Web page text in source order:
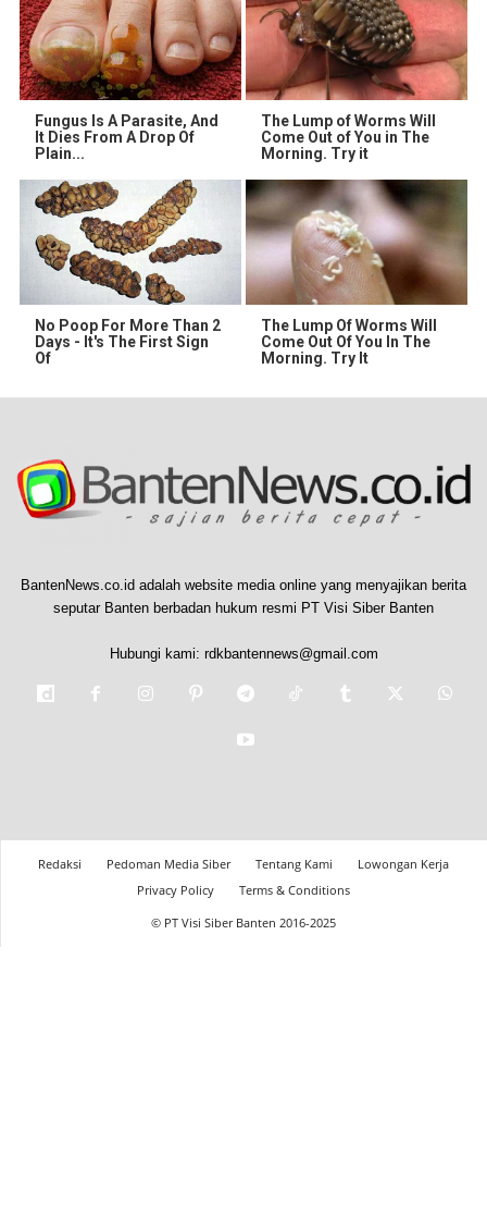
Fungus Is A Parasite, And
It Dies From A Drop Of
Plain...
The Lump of Worms Will
Come Out of You in The
Morning. Try it
No Poop For More Than 2
Days - It's The First Sign
Of
The Lump Of Worms Will
Come Out Of You In The
Morning. Try It
BantenNews.co.id adalah website media online yang menyajikan berita
seputar Banten berbadan hukum resmi PT Visi Siber Banten
Hubungi kami: rdkbantennews@gmail.com
Redaksi Pedoman Media Siber Tentang Kami
Lowongan Kerja
Privacy Policy
Terms & Conditions
© PT Visi Siber Banten 2016-2025